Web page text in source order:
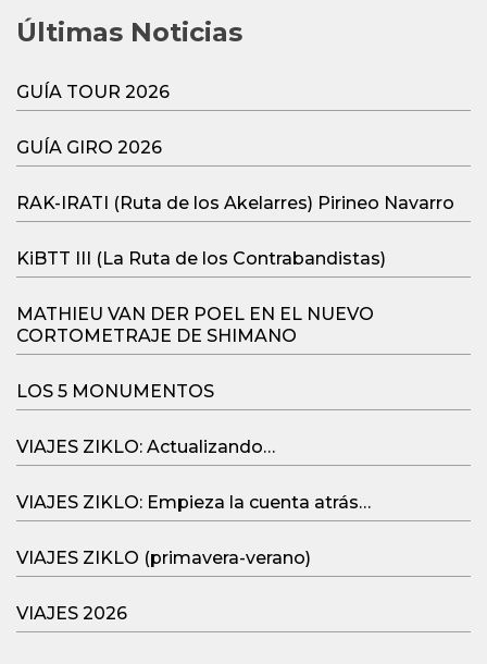
Últimas Noticias
GUÍA TOUR 2026
GUÍA GIRO 2026
RAK-IRATI (Ruta de los Akelarres) Pirineo Navarro
KiBTT III (La Ruta de los Contrabandistas)
MATHIEU VAN DER POEL EN EL NUEVO
CORTOMETRAJE DE SHIMANO
LOS 5 MONUMENTOS
VIAJES ZIKLO: Actualizando…
VIAJES ZIKLO: Empieza la cuenta atrás…
VIAJES ZIKLO (primavera-verano)
VIAJES 2026